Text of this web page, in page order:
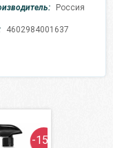
Россия
4602984001637
-15%